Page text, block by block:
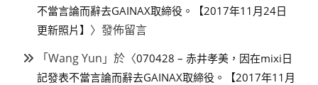
不當言論而辭去GAINAX取締役。【2017年11月24日
更新照片】 〉發佈留言
「Wang Yun 」於〈070428 – 赤井孝美，因在mixi日
記發表不當言論而辭去GAINAX取締役。【2017年11月